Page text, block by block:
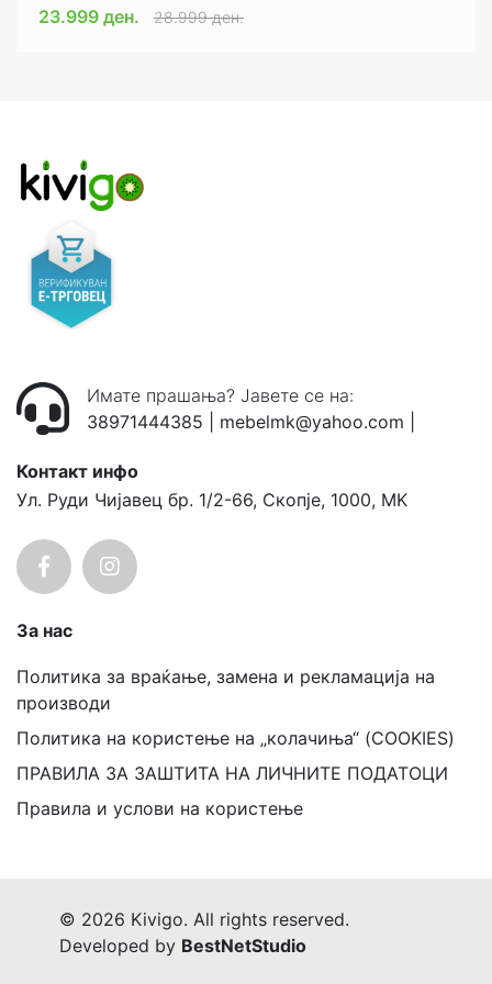
23.999 ден. 28.999 ден.
39.999 ден. 46.999 ден.
Имате прашања? Јавете се на:
38971444385
mebelmk@yahoo.com
Контакт инфо
Ул. Руди Чијавец бр. 1/2-66, Скопје, 1000, MK
За нас
Политика за враќање, замена и рекламација на
производи
Политика на користење на „колачиња“ (COOKIES)
ПРАВИЛА ЗА ЗАШТИТА НА ЛИЧНИТЕ ПОДАТОЦИ
Правила и услови на користење
© 2026 Kivigo. All rights reserved.
Developed by BestNetStudio